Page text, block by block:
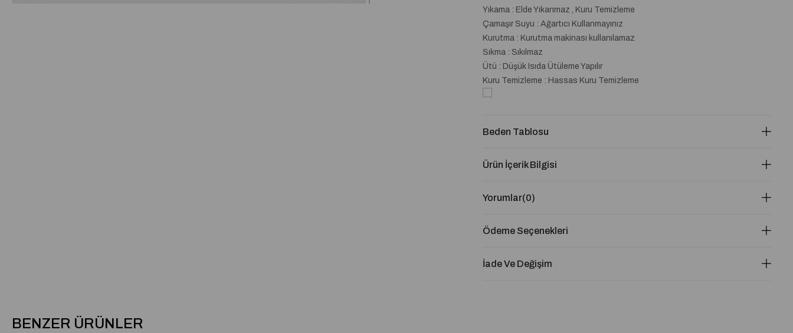
Yıkama : Elde Yıkanmaz , Kuru Temizleme
Çamaşır Suyu : Ağartıcı Kullanmayınız
Kurutma : Kurutma makinası kullanılamaz
Sıkma : Sıkılmaz
Ütü : Düşük Isıda Ütüleme Yapılır
Kuru Temizleme : Hassas Kuru Temizleme
Beden Tablosu
Ürün İçerik Bilgisi
Yorumlar(0)
Ödeme Seçenekleri
İade Ve Değişim
BENZER ÜRÜNLER